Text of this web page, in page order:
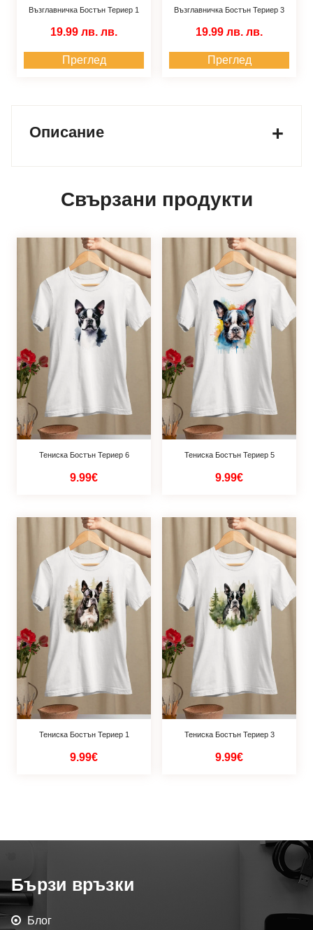
Възглавничка Бостън Териер 1
19.99 лв. лв.
Преглед
Възглавничка Бостън Териер 3
19.99 лв. лв.
Преглед
Описание
Свързани продукти
Тениска Бостън Териер 6
9.99€
Тениска Бостън Териер 5
9.99€
Тениска Бостън Териер 1
9.99€
Тениска Бостън Териер 3
9.99€
Бързи връзки
Блог